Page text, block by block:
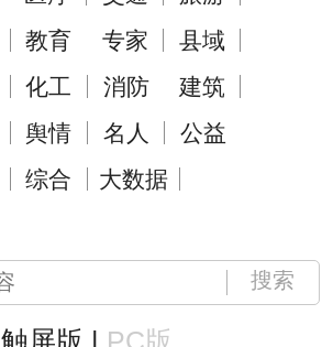
教育 专家
县域
化工 消防
建筑
舆情 名人
公益
综合
大数据
搜索
触屏版 | PC版